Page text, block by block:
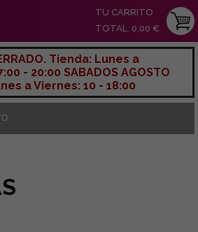
TU CARRITO
TOTAL: 0,00 €
Tienda: Lunes a
- 20:00 SABADOS AGOSTO
a Viernes: 10 - 18:00